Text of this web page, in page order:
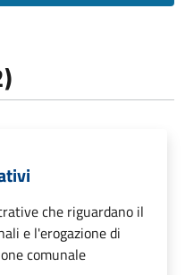
che riguardano il
e l'erogazione di
comunale